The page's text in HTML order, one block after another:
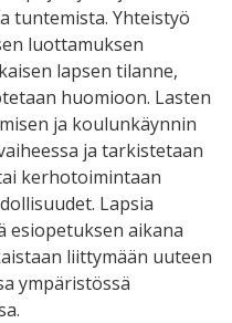
tuntemista. Yhteistyö
luottamuksen
lapsen tilanne,
huomioon. Lasten
ja koulunkäynnin
ja tarkistetaan
kerhotoimintaan
Lapsia
esiopetuksen aikana
liittymään uuteen
ympäristössä